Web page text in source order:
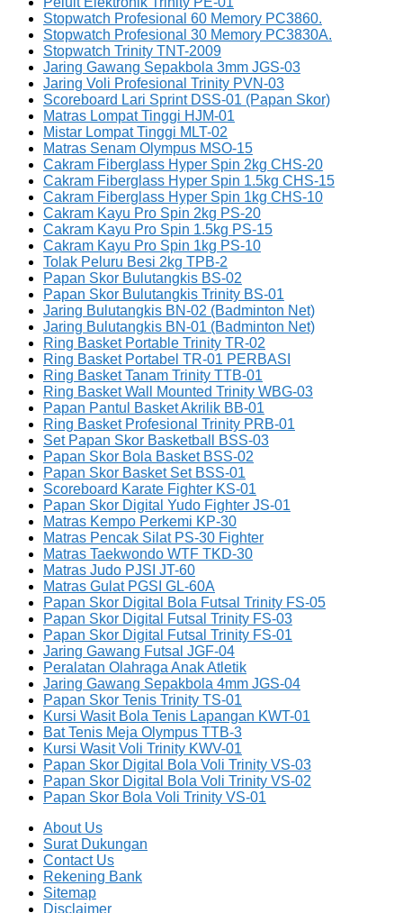
Stopwatch Profesional 60 Memory PC3860.
Stopwatch Profesional 30 Memory PC3830A.
Stopwatch Trinity TNT-2009
Jaring Gawang Sepakbola 3mm JGS-03
Jaring Voli Profesional Trinity PVN-03
Scoreboard Lari Sprint DSS-01 (Papan Skor)
Matras Lompat Tinggi HJM-01
Mistar Lompat Tinggi MLT-02
Matras Senam Olympus MSO-15
Cakram Fiberglass Hyper Spin 2kg CHS-20
Cakram Fiberglass Hyper Spin 1.5kg CHS-15
Cakram Fiberglass Hyper Spin 1kg CHS-10
Cakram Kayu Pro Spin 2kg PS-20
Cakram Kayu Pro Spin 1.5kg PS-15
Cakram Kayu Pro Spin 1kg PS-10
Tolak Peluru Besi 2kg TPB-2
Papan Skor Bulutangkis BS-02
Papan Skor Bulutangkis Trinity BS-01
Jaring Bulutangkis BN-02 (Badminton Net)
Jaring Bulutangkis BN-01 (Badminton Net)
Ring Basket Portable Trinity TR-02
Ring Basket Portabel TR-01 PERBASI
Ring Basket Tanam Trinity TTB-01
Ring Basket Wall Mounted Trinity WBG-03
Papan Pantul Basket Akrilik BB-01
Ring Basket Profesional Trinity PRB-01
Set Papan Skor Basketball BSS-03
Papan Skor Bola Basket BSS-02
Papan Skor Basket Set BSS-01
Scoreboard Karate Fighter KS-01
Papan Skor Digital Yudo Fighter JS-01
Matras Kempo Perkemi KP-30
Matras Pencak Silat PS-30 Fighter
Matras Taekwondo WTF TKD-30
Matras Judo PJSI JT-60
Matras Gulat PGSI GL-60A
Papan Skor Digital Bola Futsal Trinity FS-05
Papan Skor Digital Futsal Trinity FS-03
Papan Skor Digital Futsal Trinity FS-01
Jaring Gawang Futsal JGF-04
Peralatan Olahraga Anak Atletik
Jaring Gawang Sepakbola 4mm JGS-04
Papan Skor Tenis Trinity TS-01
Kursi Wasit Bola Tenis Lapangan KWT-01
Bat Tenis Meja Olympus TTB-3
Kursi Wasit Voli Trinity KWV-01
Papan Skor Digital Bola Voli Trinity VS-03
Papan Skor Digital Bola Voli Trinity VS-02
Papan Skor Bola Voli Trinity VS-01
About Us
Surat Dukungan
Contact Us
Rekening Bank
Sitemap
Disclaimer